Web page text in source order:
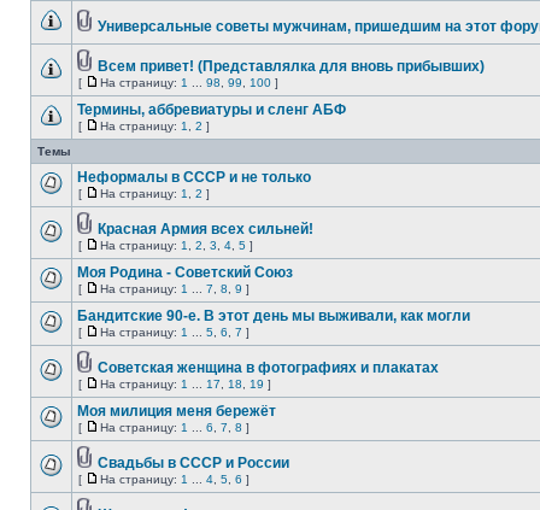
Универсальные советы мужчинам, пришедшим на этот
Всем привет! (Представлялка для вновь прибывших)
[ На страницу: 1 98 99 100 ]
Термины, аббревиатуры и сленг АБФ
[ На страницу: 1 2 ]
Темы
Неформалы в СССР и не только
[ На страницу: 1 2 ]
Красная Армия всех сильней!
[ На страницу: 1 2 3 4 5 ]
Моя Родина - Советский Союз
[ На страницу: 1 7 8 9 ]
Бандитские 90-е. В этот день мы выживали, как могли
[ На страницу: 1 5 6 7 ]
Советская женщина в фотографиях и плакатах
[ На страницу: 1 17 18 19 ]
Моя милиция меня бережёт
[ На страницу: 1 6 7 8 ]
Свадьбы в СССР и России
[ На страницу: 1 4 5 6 ]